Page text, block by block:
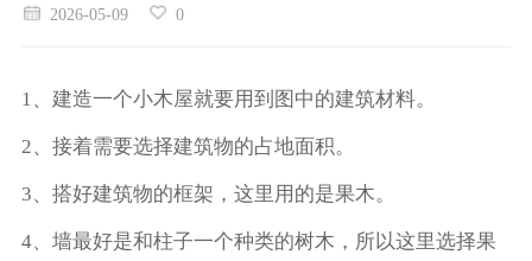
2026-05-09 0
1、建造一个小木屋就要用到图中的建筑材料。
2、接着需要选择建筑物的占地面积。
3、搭好建筑物的框架，这里用的是果木。
4、墙最好是和柱子一个种类的树木，所以这里选择果